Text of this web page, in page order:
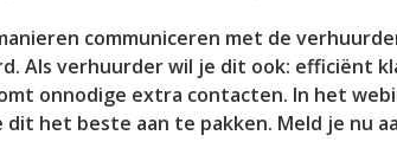
communiceren met de
Als verhuurder wil je dit ook: efficiënt
onnodige extra contacten. In het
het beste aan te pakken. Meld je nu